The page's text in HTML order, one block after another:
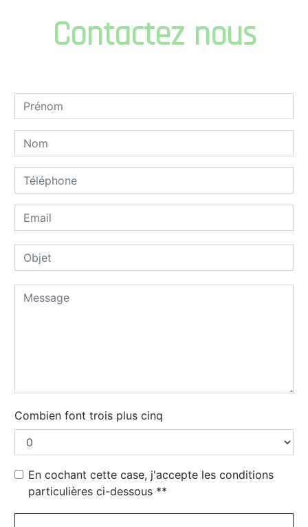
Contactez nous
Combien font trois plus cinq
En cochant cette case, j'accepte les conditions
particulières ci-dessous **